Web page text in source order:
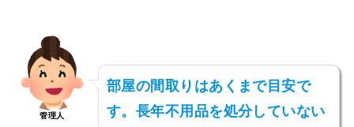
管理人
部屋の間取りはあくまで目安で
す。長年不用品を処分していない